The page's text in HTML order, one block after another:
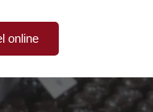
online